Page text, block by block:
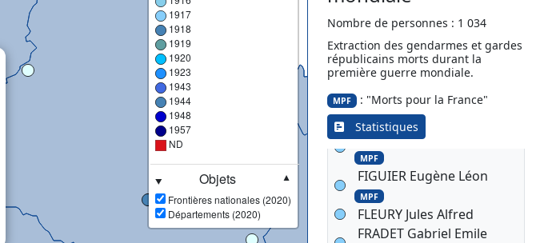
1917
1918
1919
1920
1923
1943
1944
1948
1957
ND
Objets
▼
Frontières nationales (2020)
Départements (2020)
Nombre de personnes : 1 034
Extraction des gendarmes et gardes
républicains morts durant la
première guerre mondiale.
MPF : "Morts pour la France"
Statistiques
ECHALLIER Emmanuel
Marie Louis Charles
MPF
ECHALLIER Emmanuel
Marie Louis Charles
ESPY Joseph
MPF
FAUCHERE Philippe
FAVAREILLE Raymond
MPF
FIGUIER Eugène Léon
MPF
FLEURY Jules Alfred
FRADET Gabriel Emile